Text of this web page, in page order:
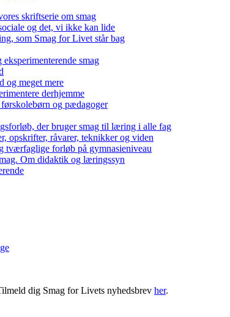
skriftserie om smag
og det, vi ikke kan lide
som Smag for Livet står bag
smag
og meget mere
derhjemme
og pædagoger
der bruger smag til læring i alle fag
opskrifter, råvarer, teknikker og viden
tværfaglige forløb på gymnasieniveau
Om didaktik og læringssyn
dig Smag for Livets nyhedsbrev her.